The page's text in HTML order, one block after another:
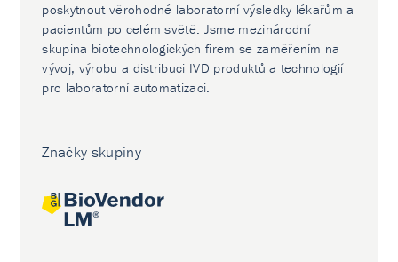
poskytnout věrohodné laboratorní výsledky lékařům a
pacientům po celém světě. Jsme mezinárodní
skupina biotechnologických firem se zaměřením na
vývoj, výrobu a distribuci IVD produktů a technologií
pro laboratorní automatizaci.
Značky skupiny